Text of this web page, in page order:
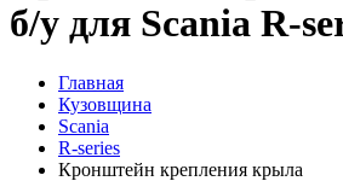
б/у для Scania R-
Главная
Кузовщина
Scania
R-series
Кронштейн крепления крыла